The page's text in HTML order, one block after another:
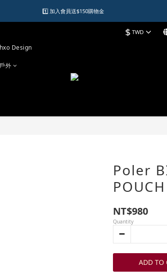
1️⃣ 加入會員送$150購物金
1️⃣ 加入會員送$150購物金
1️⃣ 加入會員送$150購物金
$ TWD
hxo Design
外
Poler
POUCH
NT$980
Quantity
ADD TO